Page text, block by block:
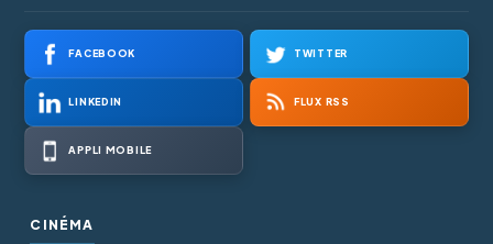
FACEBOOK TWITTER
LINKEDIN FLUX RSS
APPLI MOBILE
CINÉMA